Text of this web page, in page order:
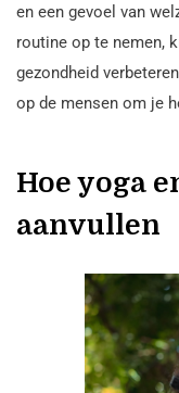
en een gevoel van
routine op te nemen,
gezondheid
op de mensen om je
Hoe yoga
aanvullen